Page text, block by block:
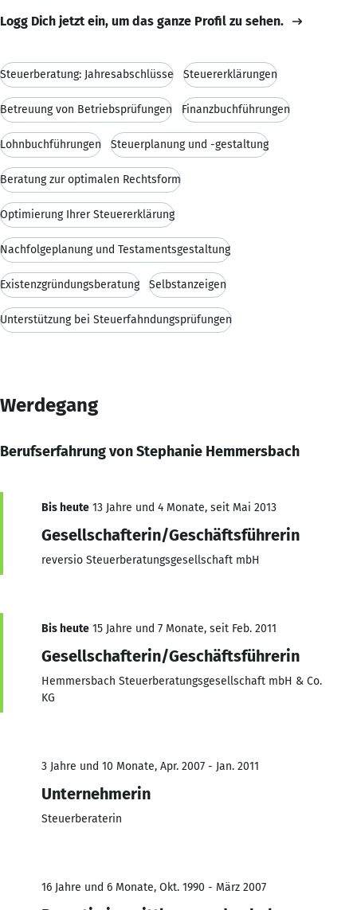
Logg Dich jetzt ein, um das ganze Profil zu sehen.
Steuerberatung: Jahresabschlüsse Steuererklärungen
Betreuung von Betriebsprüfungen Finanzbuchführungen
Lohnbuchführungen Steuerplanung und -gestaltung
Beratung zur optimalen Rechtsform
Optimierung Ihrer Steuererklärung
Nachfolgeplanung und Testamentsgestaltung
Existenzgründungsberatung Selbstanzeigen
Unterstützung bei Steuerfahndungsprüfungen
Werdegang
Berufserfahrung von Stephanie Hemmersbach
Bis heute 13 Jahre und 4 Monate, seit Mai 2013
Gesellschafterin/Geschäftsführerin
reversio Steuerberatungsgesellschaft mbH
Bis heute 15 Jahre und 7 Monate, seit Feb. 2011
Gesellschafterin/Geschäftsführerin
Hemmersbach Steuerberatungsgesellschaft mbH & Co.
KG
3 Jahre und 10 Monate, Apr. 2007 - Jan. 2011
Unternehmerin
Steuerberaterin
16 Jahre und 6 Monate, Okt. 1990 - März 2007